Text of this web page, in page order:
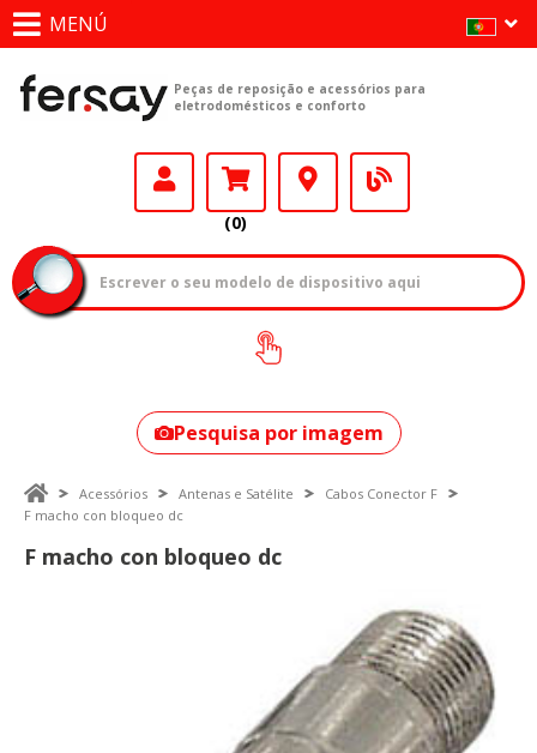
MENÚ
Peças de reposição e acessórios para
eletrodomésticos e conforto
(0)
Como encontrar
o seu modelo?
Pesquisa por imagem
Acessórios Antenas e Satélite
Cabos Conector F
F macho con bloqueo dc
F macho con bloqueo dc